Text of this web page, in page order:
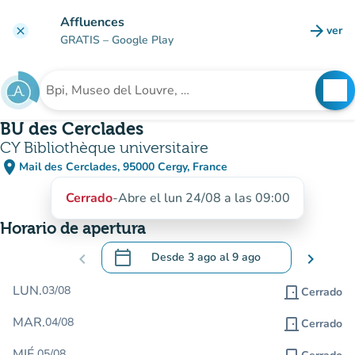
clear Affluences
GRATIS – Google Play arrow_forward ver
Buscar un establecimiento
BU des Cerclades
CY Bibliothèque universitaire
place Mail des Cerclades, 95000 Cergy, France
(abrir en Google Maps)
(nueva pestaña)
Cerrado-Abre el lun 24/08 a las 09:00
Horario de apertura
chevron_left calendar_today Desde 3 ago al9 ago
.Abra el calendario para cambiar las
chevron_right
LUN.03/08 door_front Cerrado
MAR.04/08 door_front Cerrado